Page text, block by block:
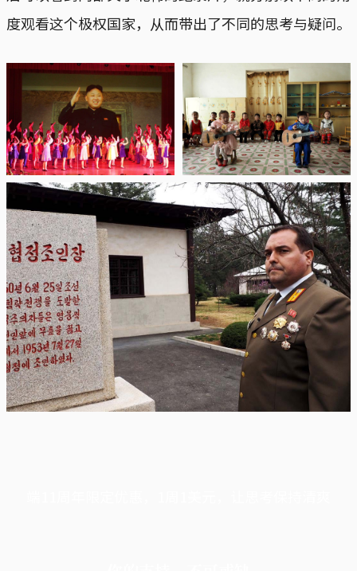
度观看这个极权国家，从而带出了不同的思考与疑问。